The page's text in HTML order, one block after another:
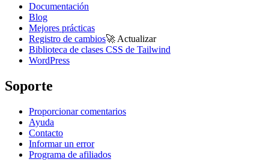
Documentación
Blog
Mejores prácticas
Registro de cambios🚀 Actualizar
Biblioteca de clases CSS de Tailwind
WordPress
Soporte
Proporcionar comentarios
Ayuda
Contacto
Informar un error
Programa de afiliados